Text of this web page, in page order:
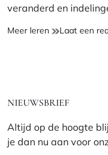
veranderd en
Meer leren Webwinkel
Laat een
NIEUWSBRIEF
Altijd op de hoogte
je dan nu aan voor